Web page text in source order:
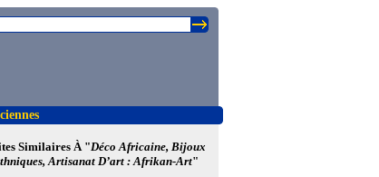
Similaires À "Déco Africaine, Bijoux
Artisanat D’art : Afrikan-Art"